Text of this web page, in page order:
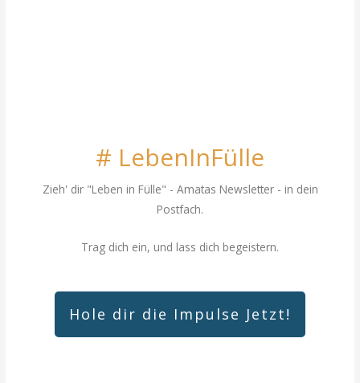
# LebenInFülle
Zieh' dir "Leben in Fülle" - Amatas Newsletter - in dein
Postfach.
Trag dich ein, und lass dich begeistern.
Hole dir die Impulse Jetzt!